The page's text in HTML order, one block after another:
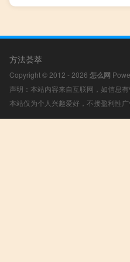
方法荟萃
Copyright © 2012 - 2026 怎么网
声明：本站内容来自互联网，如信息
本站仅为个人兴趣爱好，不接盈利性